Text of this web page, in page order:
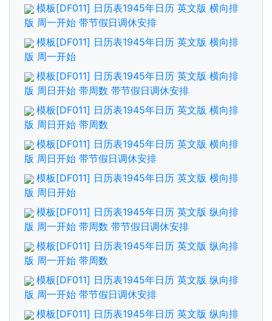
模板[DF011] 日历表1945年日历 英文版 横向排
版 周一开始 带节假日调休安排
模板[DF011] 日历表1945年日历 英文版 横向排
版 周一开始
模板[DF011] 日历表1945年日历 英文版 横向排
版 周日开始 带周数 带节假日调休安排
模板[DF011] 日历表1945年日历 英文版 横向排
版 周日开始 带周数
模板[DF011] 日历表1945年日历 英文版 横向排
版 周日开始 带节假日调休安排
模板[DF011] 日历表1945年日历 英文版 横向排
版 周日开始
模板[DF011] 日历表1945年日历 英文版 纵向排
版 周一开始 带周数 带节假日调休安排
模板[DF011] 日历表1945年日历 英文版 纵向排
版 周一开始 带周数
模板[DF011] 日历表1945年日历 英文版 纵向排
版 周一开始 带节假日调休安排
模板[DF011] 日历表1945年日历 英文版 纵向排